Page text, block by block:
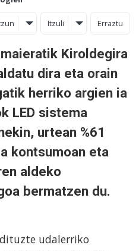
Itzuli Erraztu
Kiroldegira
dira eta orain
herriko argien ia
LED sistema
urtean %61
kontsumoan eta
aldeko
bermatzen du.
udalerriko